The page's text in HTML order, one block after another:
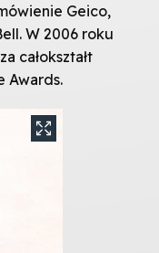
Geico,
W 2006 roku
całokształt
Awards.